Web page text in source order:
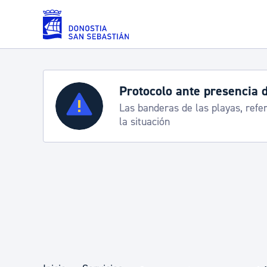
Saltar al contenido principal
Servicios
Padrón y asuntos personales
Protocolo ante presencia
Las banderas de las playas,
la situación